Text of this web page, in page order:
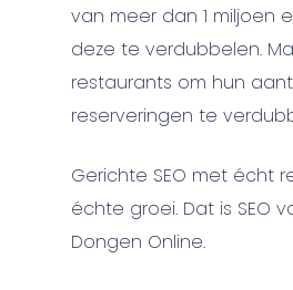
van meer dan 1 miljoen
deze te verdubbelen.
restaurants om hun
reserveringen te
Gerichte SEO met écht
échte groei. Dat is SEO
Dongen Online.